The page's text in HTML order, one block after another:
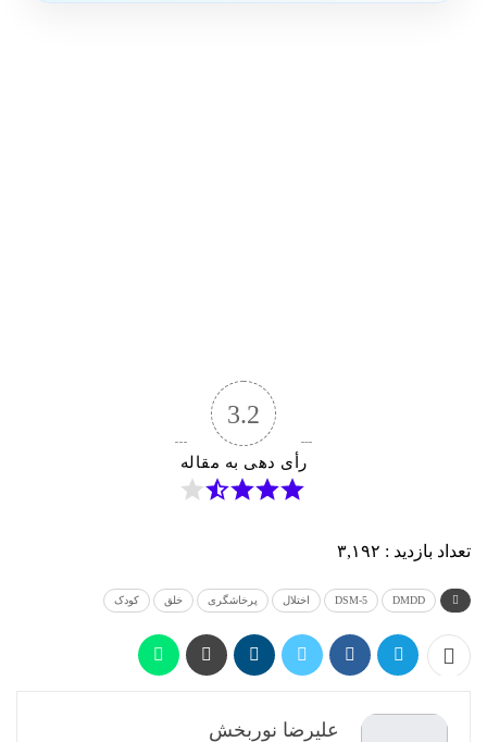
3.2
رأی دهی به مقاله
تعداد بازدید : ۳,۱۹۲
DMDD
DSM-5 اختلال پرخاشگری خلق کودک
علیرضا نوربخش